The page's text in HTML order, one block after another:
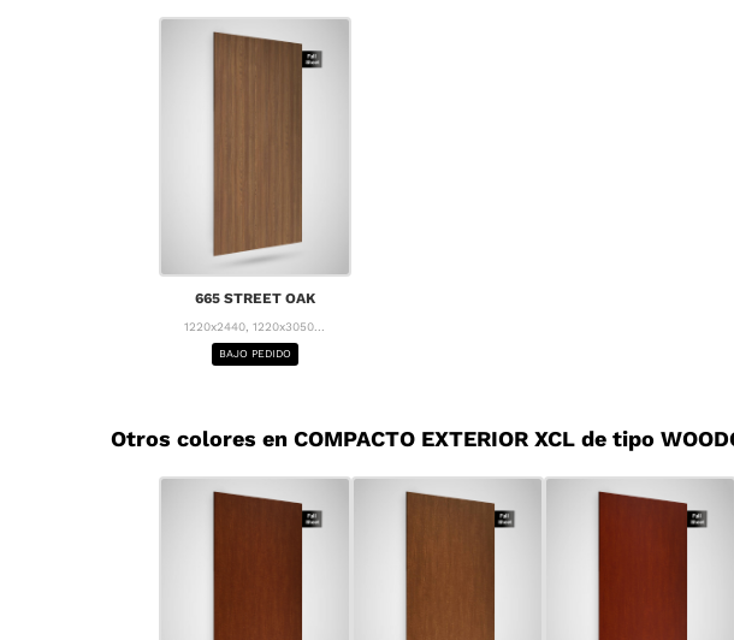
665 STREET OAK
1220x2440, 1220x3050...
BAJO PEDIDO
Otros colores en COMPACTO EXTERIOR XCL de tipo